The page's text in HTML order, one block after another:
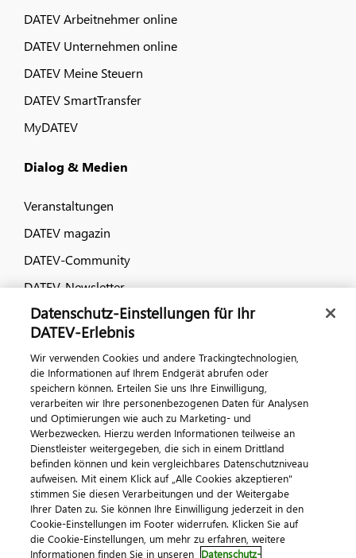
DATEV Arbeitnehmer online
DATEV Unternehmen online
DATEV Meine Steuern
DATEV SmartTransfer
MyDATEV
Dialog & Medien
Veranstaltungen
DATEV magazin
DATEV-Community
DATEV-Newsletter
Kontaktieren Sie uns
© 2026 DATEV eG
ImpressumDatenschutzAGB Kontakt
Cookie-Einstellungen
Datenschutz-Einstellungen für Ihr
DATEV-Erlebnis
Wir verwenden Cookies und andere Trackingtechnologien,
die Informationen auf Ihrem Endgerät abrufen oder
speichern können. Erteilen Sie uns Ihre Einwilligung,
verarbeiten wir Ihre personenbezogenen Daten für Analysen
und Optimierungen wie auch zu Marketing- und
Werbezwecken. Hierzu werden Informationen teilweise an
Dienstleister weitergegeben, die sich in einem Drittland
befinden können und kein vergleichbares Datenschutzniveau
aufweisen. Mit einem Klick auf „Alle Cookies akzeptieren"
stimmen Sie diesen Verarbeitungen und der Weitergabe
Ihrer Daten zu. Sie können Ihre Einwilligung jederzeit in den
Cookie-Einstellungen im Footer widerrufen. Klicken Sie auf
die Cookie-Einstellungen, um mehr zu erfahren, weitere
Informationen finden Sie in unseren Datenschutz-